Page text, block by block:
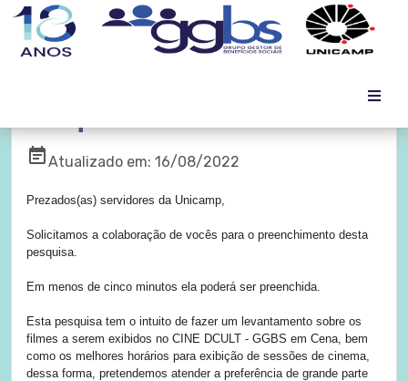
event_noteAtualizado em: 16/08/2022
Prezados(as) servidores da Unicamp,
Solicitamos a colaboração de vocês para o preenchimento desta
pesquisa.
Em menos de cinco minutos ela poderá ser preenchida.
Esta pesquisa tem o intuito de fazer um levantamento sobre os
filmes a serem exibidos no CINE DCULT - GGBS em Cena, bem
como os melhores horários para exibição de sessões de cinema,
dessa forma, pretendemos atender a preferência de grande parte